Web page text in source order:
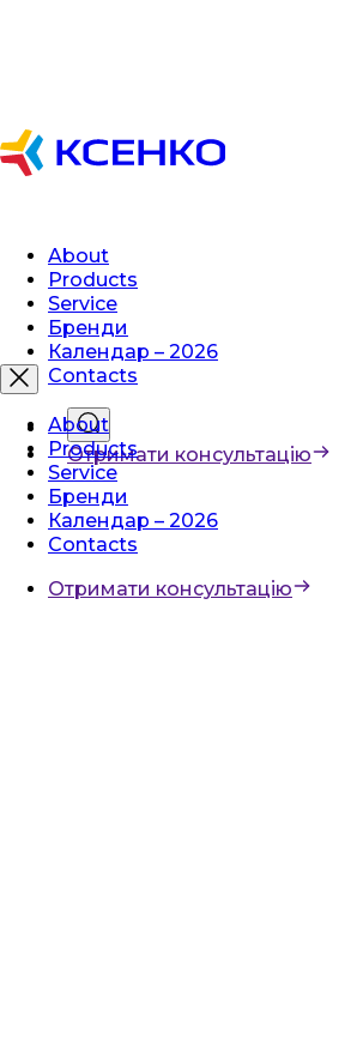
About
Products
Service
Бренди
Календар – 2026
Contacts
Отримати консультацію
About
Products
Service
Бренди
Календар – 2026
Contacts
Отримати консультацію